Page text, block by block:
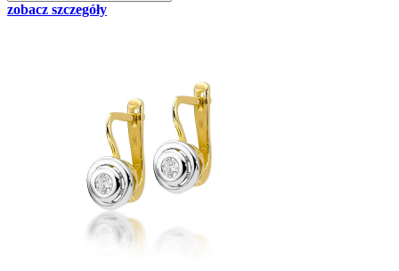
zobacz szczegóły